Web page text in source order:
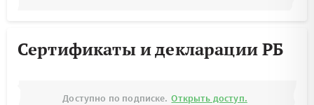
Сертификаты и декларации РБ
Доступно по подписке. Открыть доступ.